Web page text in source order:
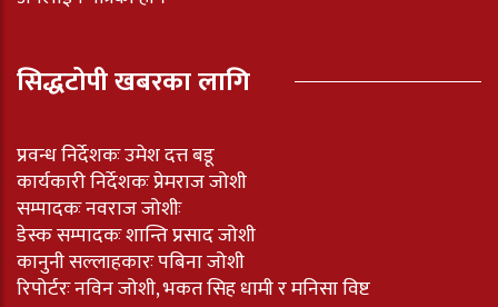
सिद्धटोपी खबरका लागि
प्रवन्ध निर्देशकः उमेश दत्त बडू
कार्यकारी निर्देशकः प्रेमराज जोशी
सम्पादकः नवराज जोशीः
डेस्क सम्पादकः शान्ति प्रसाद जोशी
कानुनी सल्लाहकारः पबिना जोशी
रिपोर्टरः नविन जोशी, भकत सिह धामी र मनिसा विष्ट